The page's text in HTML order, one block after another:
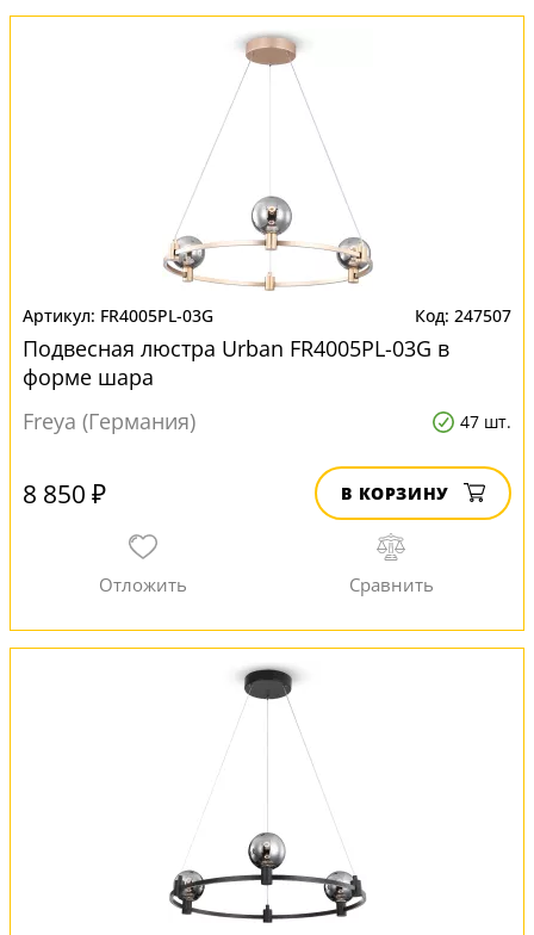
FR4005PL-03G 247507
Подвесная люстра Urban FR4005PL-03G в
форме шара
Freya (Германия)
47 шт.
8 850 ₽ В КОРЗИНУ